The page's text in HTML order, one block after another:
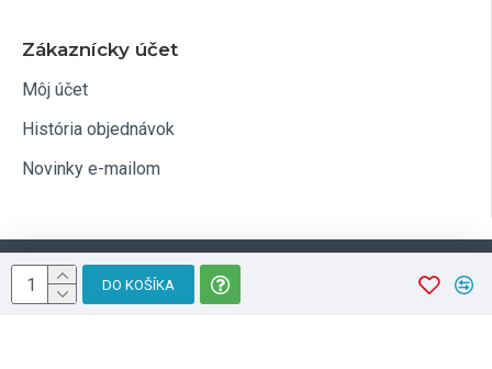
DO KOŠÍKA
Zákaznícky účet
Môj účet
História objednávok
Novinky e-mailom
Optim.sk